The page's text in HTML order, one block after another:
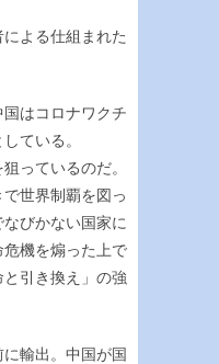
よる仕組まれた
はコロナワクチ
ている。
っているのだ。
世界制覇を図っ
びかない国家に
機を煽った上で
引き換え」の強
輸出。中国が国